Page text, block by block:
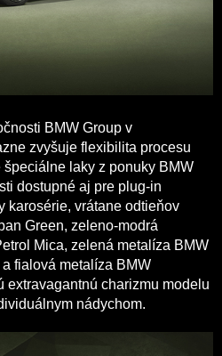
BMW Group v
zvyšuje flexibilita procesu
špeciálne laky z ponuky BMW
dostupné aj pre plug-in
karosérie, vrátane odtieňov
Green, zeleno-modrá
Mica, zelená metalíza BMW
fialová metalíza BMW
extravagantnú charizmu modelu
nádychom.